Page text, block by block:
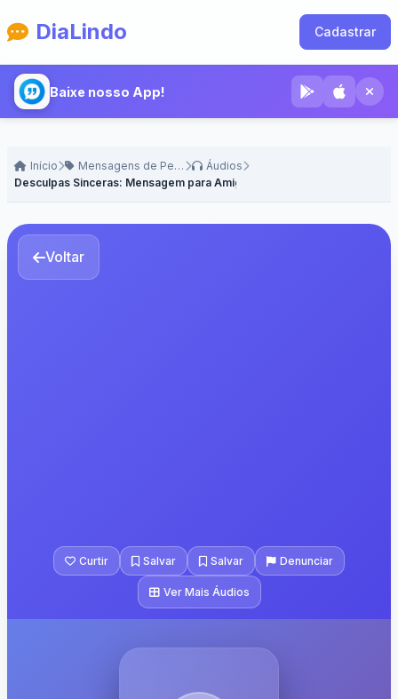
DiaLindo Cadastrar
Baixe nosso App!
Início Mensagens de Perdão
Áudios
Desculpas Sinceras: Mensagem para Amigo(a)
Voltar
Curtir Salvar Salvar Denunciar
Ver Mais Áudios